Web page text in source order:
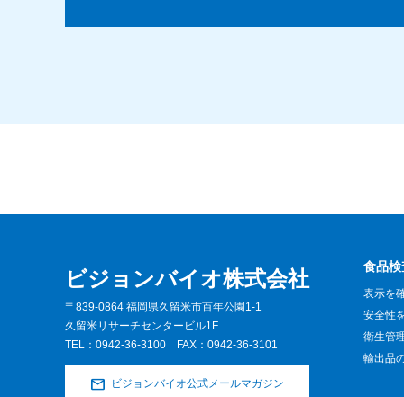
ビジョンバイオ株式会社
〒839-0864 福岡県久留米市百年公園1-1
久留米リサーチセンタービル1F
TEL： 0942-36-3100 FAX：0942-36-3101
ビジョンバイオ公式メールマガジン
食品検
表示を
安全性
衛生管
輸出品